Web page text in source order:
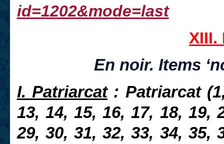
id=1202&mode=last
XIII.
En noir. Items
I. Patriarcat: Patriarcat
13, 14, 15, 16, 17, 18, 19,
29, 30, 31, 32, 33, 34, 35,